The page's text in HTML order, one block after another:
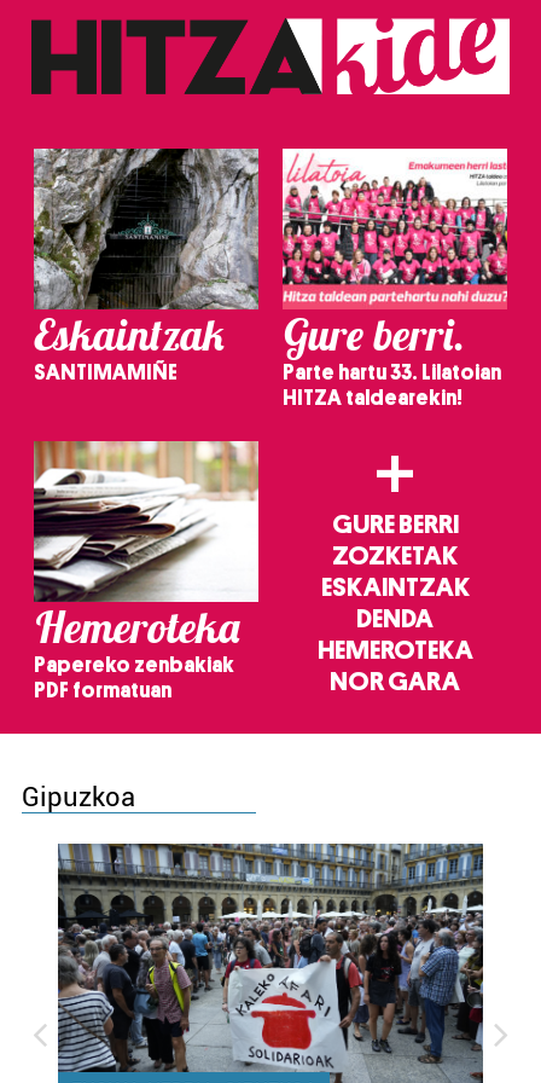
Eskaintzak
SANTIMAMIÑE
Gure berri.
Parte hartu 33. Lilatoian
HITZA taldearekin!
Hemeroteka
Papereko zenbakiak
PDF formatuan
+
GURE BERRI
ZOZKETAK
ESKAINTZAK
DENDA
HEMEROTEKA
NOR GARA
Gipuzkoa